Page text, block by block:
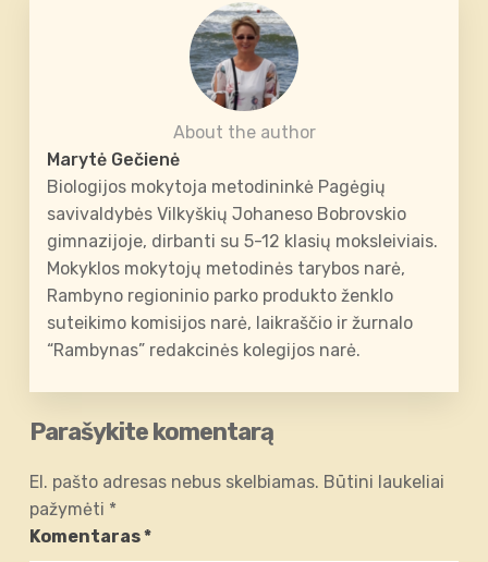
About the author
Marytė Gečienė
Biologijos mokytoja metodininkė Pagėgių
savivaldybės Vilkyškių Johaneso Bobrovskio
gimnazijoje, dirbanti su 5-12 klasių moksleiviais.
Mokyklos mokytojų metodinės tarybos narė,
Rambyno regioninio parko produkto ženklo
suteikimo komisijos narė, laikraščio ir žurnalo
“Rambynas” redakcinės kolegijos narė.
Parašykite komentarą
El. pašto adresas nebus skelbiamas. Būtini laukeliai
pažymėti *
Komentaras*